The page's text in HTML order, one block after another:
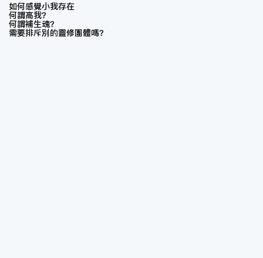
如何感覺小我存在
何謂高我？
何謂補生魂？
需要排斥別的靈修團體嗎？